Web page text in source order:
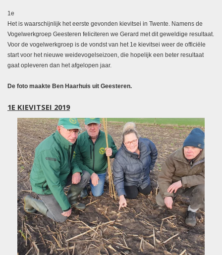
1e
Het is waarschijnlijk het eerste gevonden kievitsei in Twente. Namens de
Vogelwerkgroep Geesteren feliciteren we Gerard met dit geweldige resultaat.
Voor de vogelwerkgroep is de vondst van het 1e kievitsei weer de officiële
start voor het nieuwe weidevogelseizoen, die hopelijk een beter resultaat
gaat opleveren dan het afgelopen jaar.
De foto maakte Ben Haarhuis uit Geesteren.
1E KIEVITSEI 2019